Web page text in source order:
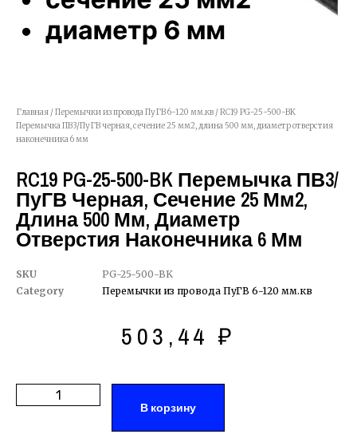
Главная /Перемычки из провода ПуГВ 6-120 мм.кв / RC19 PG-25-500-BK
Перемычка ПВ3/ПуГВ черная, сечение 25 мм2, длина 500 мм, диаметр отверстия
наконечника 6 мм
RC19 PG-25-500-BK Перемычка ПВ3/
ПуГВ Черная, Сечение 25 Мм2,
Длина 500 Мм, Диаметр
Отверстия Наконечника 6 Мм
SKU
PG-25-500-BK
Category
Перемычки из провода ПуГВ 6-120 мм.кв
503,44₽
В корзину